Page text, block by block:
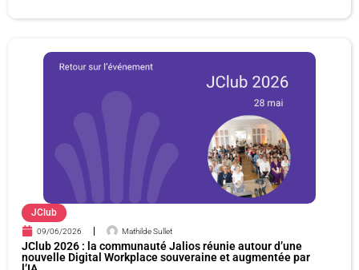
JClub
09/06/2026 Mathilde Sullet
JClub 2026 : la communauté Jalios réunie autour d’une
nouvelle Digital Workplace souveraine et augmentée par